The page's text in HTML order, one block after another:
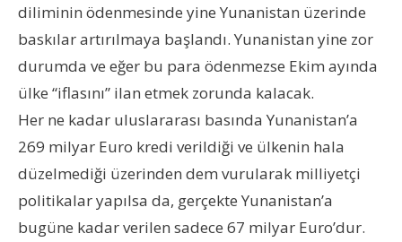
diliminin ödenmesinde yine Yunanistan üzerinde
baskılar artırılmaya başlandı. Yunanistan yine zor
durumda ve eğer bu para ödenmezse Ekim ayında
ülke “iflasını” ilan etmek zorunda kalacak.
Her ne kadar uluslararası basında Yunanistan’a
269 milyar Euro kredi verildiği ve ülkenin hala
düzelmediği üzerinden dem vurularak milliyetçi
politikalar yapılsa da, gerçekte Yunanistan’a
bugüne kadar verilen sadece 67 milyar Euro’dur.